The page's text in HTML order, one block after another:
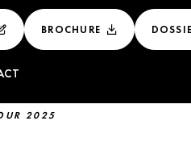
BROCHURE
2025